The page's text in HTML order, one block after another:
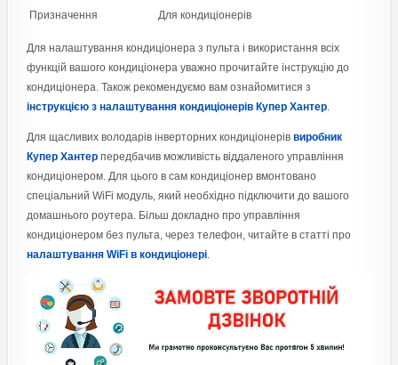
Призначення
Для кондиціонерів
Для налаштування кондиціонера з пульта і використання всіх
функцій вашого кондиціонера уважно прочитайте інструкцію до
кондиціонера. Також рекомендуємо вам ознайомитися з
інструкцією з налаштування кондиціонерів Купер Хантер.
Для щасливих володарів інверторних кондиціонерів виробник
Купер Хантерпередбачив можливість віддаленого управління
кондиціонером. Для цього в сам кондиціонер вмонтовано
спеціальний WiFi модуль, який необхідно підключити до вашого
домашнього роутера. Більш докладно про управління
кондиціонером без пульта, через телефон, читайте в статті про
налаштування WiFi в кондиціонері.